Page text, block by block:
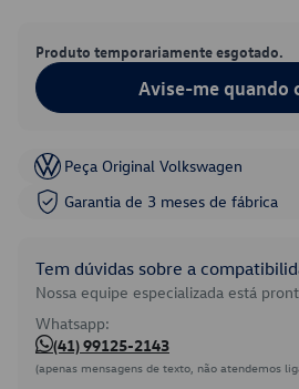
Produto temporariamente esgotado.
Avise-me quando
Peça Original Volkswagen
Garantia de 3 meses de fábrica
Tem dúvidas sobre a
Nossa equipe especializada está
Whatsapp:
(41) 99125-2143
(apenas mensagens de texto, não atendemos